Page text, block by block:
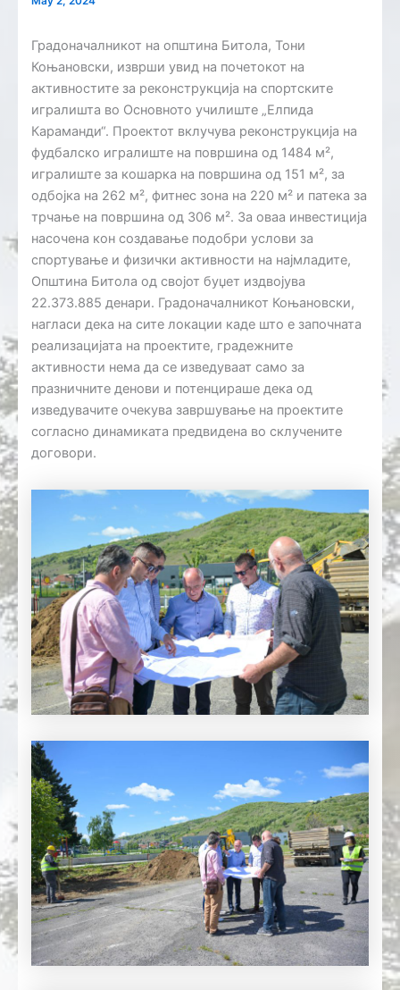
Градоначалникот на општина Битола, Тони
Коњановски, изврши увид на почетокот на
активностите за реконструкција на спортските
игралишта во Основното училиште „Елпида
Караманди“. Проектот вклучува реконструкција на
фудбалско игралиште на површина од 1484 м²,
игралиште за кошарка на површина од 151 м², за
одбојка на 262 м², фитнес зона на 220 м² и патека за
трчање на површина од 306 м². За оваа инвестиција
насочена кон создавање подобри услови за
спортување и физички активности на најмладите,
Општина Битола од својот буџет издвојува
22.373.885 денари. Градоначалникот Коњановски,
нагласи дека на сите локации каде што е започната
реализацијата на проектите, градежните
активности нема да се изведуваат само за
празничните денови и потенцираше дека од
изведувачите очекува завршување на проектите
согласно динамиката предвидена во склучените
договори.